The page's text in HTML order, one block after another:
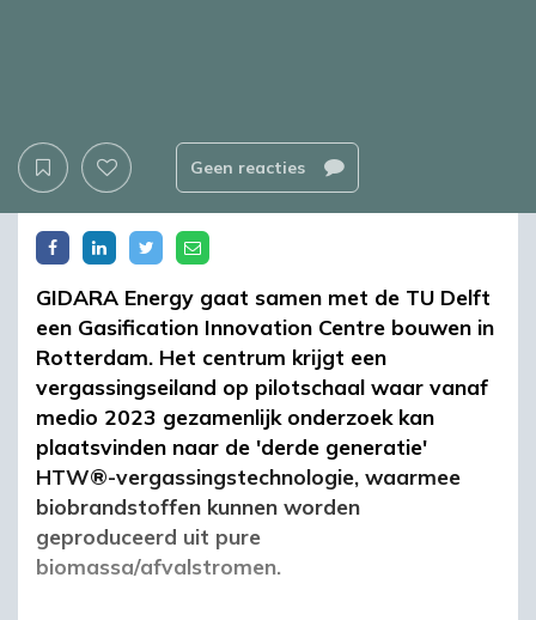
Geen reacties
GIDARA Energy gaat samen met de TU Delft
een Gasification Innovation Centre bouwen in
Rotterdam. Het centrum krijgt een
vergassingseiland op pilotschaal waar vanaf
medio 2023 gezamenlijk onderzoek kan
plaatsvinden naar de 'derde generatie'
HTW®-vergassingstechnologie, waarmee
biobrandstoffen kunnen worden
geproduceerd uit pure
biomassa/afvalstromen.